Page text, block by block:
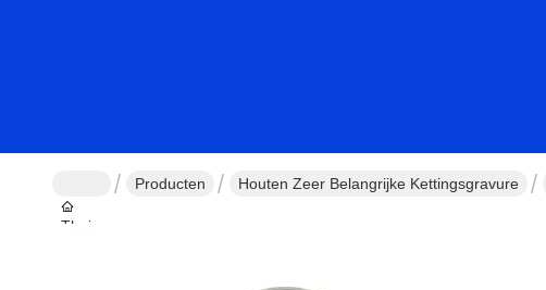
Thuis
Producten Houten Zeer Belangrijke Kettingsgravure